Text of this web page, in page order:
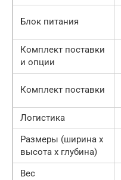
Блок питания
Комплект поставки
и опции
Комплект поставки
Логистика
Размеры (ширина x
высота x глубина)
Вес